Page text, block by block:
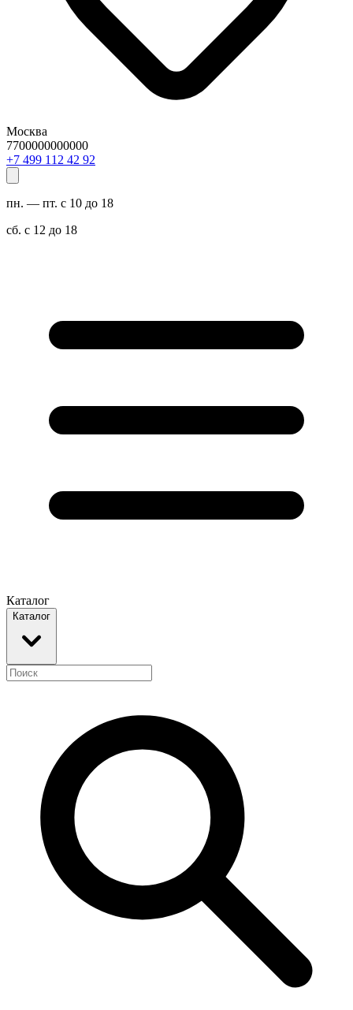
Москва
7700000000000
29 24 211 994 7+
пн. — пт. с 10 до 18
сб. с 12 до 18
Каталог
Каталог